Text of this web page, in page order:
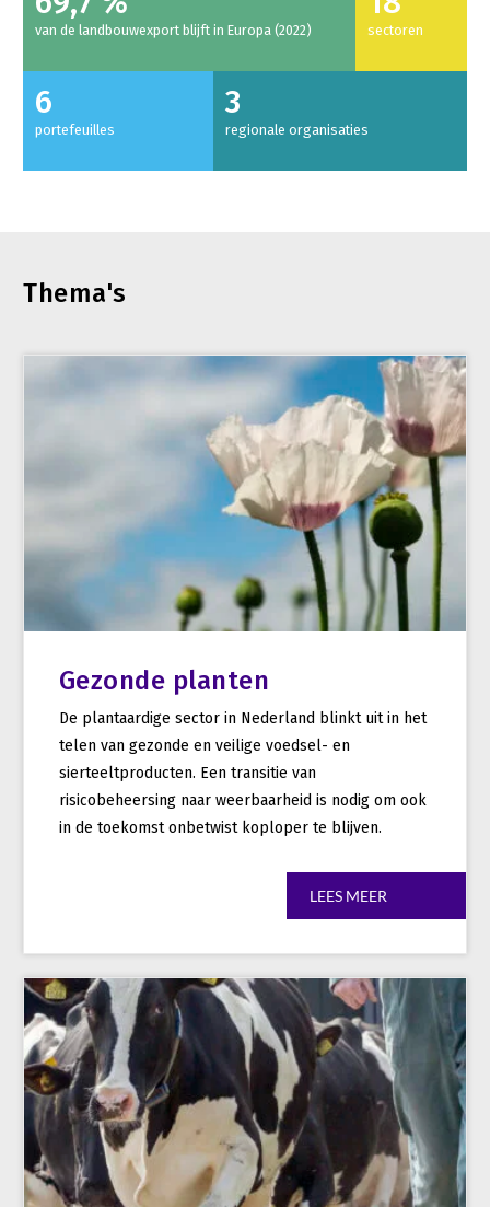
van de landbouwexport blijft in Europa (2022) sectoren
6
portefeuilles
3
regionale organisaties
Thema's
Gezonde planten
De plantaardige sector in Nederland blinkt uit in het
telen van gezonde en veilige voedsel- en
sierteeltproducten. Een transitie van
risicobeheersing naar weerbaarheid is nodig om ook
in de toekomst onbetwist koploper te blijven.
LEES MEER